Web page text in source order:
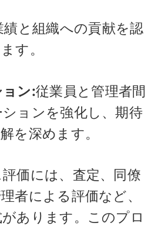
績と組織への貢献を認
す。
ン:従業員と管理者間
ョンを強化し、期待
を深めます。
価には、査定、同僚
者による評価など、
あります。このプロ